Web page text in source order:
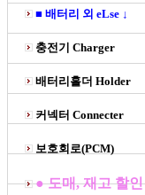
■ 배터리 외 eLse ↓
충전기 Charger
배터리홀더 Holder
커넥터 Connecter
보호회로(PCM)
● 도매, 재고 할인